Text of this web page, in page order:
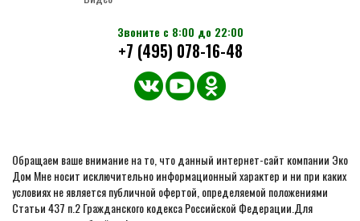
Звоните с 8:00 до 22:00
+7 (495) 078-16-48
Обращаем ваше внимание на то, что данный интернет-сайт компании Эко
Дом Мне носит исключительно информационный характер и ни при каких
условиях не является публичной офертой, определяемой положениями
Статьи 437 п.2 Гражданского кодекса Российской Федерации.Для